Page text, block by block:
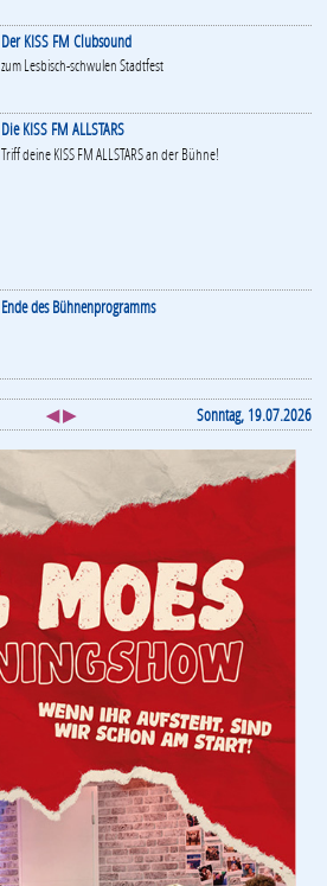
Der KISS FM Clubsound
zum Lesbisch-schwulen Stadtfest
Die KISS FM ALLSTARS
Triff deine KISS FM ALLSTARS an der Bühne!
Ende des Bühnenprogramms
◀ ▶ Sonntag, 19.07.2026